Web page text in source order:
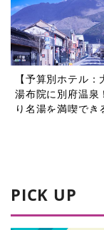
【予算別ホテル：
湯布院に別府温泉
り名湯を満喫でき
PICK UP